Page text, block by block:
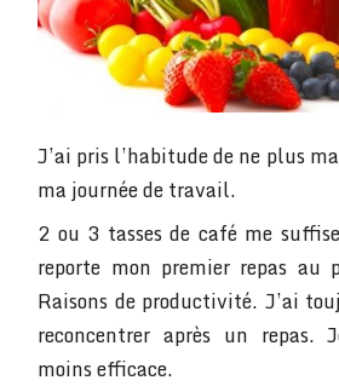
J’ai pris l’habitude de ne plus
ma journée de travail.
2 ou 3 tasses de café me
reporte mon premier repas au
Raisons de productivité. J’ai
reconcentrer après un
moins efficace.